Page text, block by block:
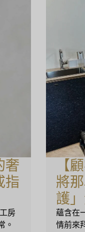
奢
指
房
。
【
將
護
蘊含在
情前來